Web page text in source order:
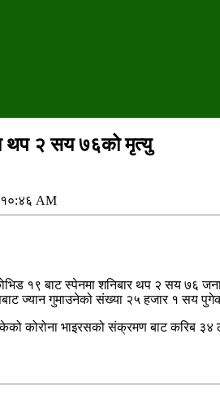
थप २ सय ७६को मृत्यु
AM
कोभिड १९ बाट स्पेनमा शनिबार थप २ सय
ज्यान गुमाउनेको संख्या २५ हजार १ सय
कोरोना भाइरसको संक्रमण बाट करिब